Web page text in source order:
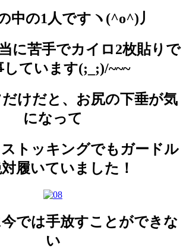
中の1人ですヽ(^o^)丿
に苦手でカイロ2枚貼りで
しています(;_;)/~~~
けだと、お尻の下垂が気
になって
トッキングでもガードル
履いていました！
では手放すことができな
い